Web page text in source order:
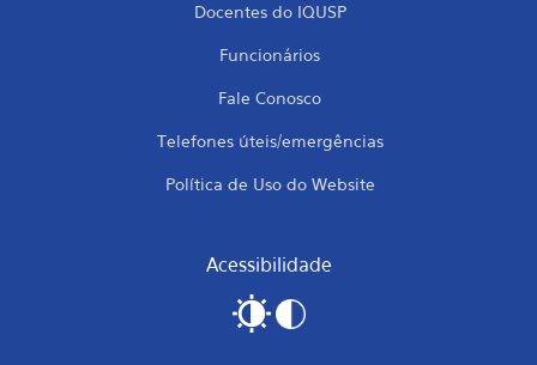
Docentes do IQUSP
Funcionários
Fale Conosco
Telefones úteis/emergências
Política de Uso do Website
Acessibilidade